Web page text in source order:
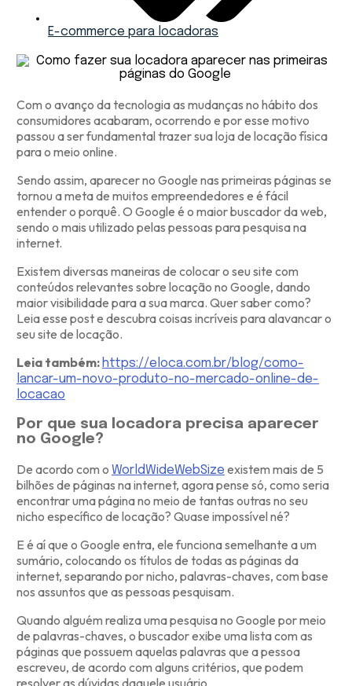
E-commerce para locadoras
Com o avanço da tecnologia as mudanças no hábito dos
consumidores acabaram, ocorrendo e por esse motivo
passou a ser fundamental trazer sua loja de locação física
para o meio online.
Sendo assim, aparecer no Google nas primeiras páginas se
tornou a meta de muitos empreendedores e é fácil
entender o porquê. O Google é o maior buscador da web,
sendo o mais utilizado pelas pessoas para pesquisa na
internet.
Existem diversas maneiras de colocar o seu site com
conteúdos relevantes sobre locação no Google, dando
maior visibilidade para a sua marca. Quer saber como?
Leia esse post e descubra coisas incríveis para alavancar o
seu site de locação.
Leia também:https://eloca.com.br/blog/como-
lancar-um-novo-produto-no-mercado-online-de-
locacao
Por que sua locadora precisa aparecer
no Google?
De acordo com o WorldWideWebSize existem mais de 5
bilhões de páginas na internet, agora pense só, como seria
encontrar uma página no meio de tantas outras no seu
nicho específico de locação? Quase impossível né?
E é aí que o Google entra, ele funciona semelhante a um
sumário, colocando os títulos de todas as páginas da
internet, separando por nicho, palavras-chaves, com base
nos assuntos que as pessoas pesquisam.
Quando alguém realiza uma pesquisa no Google por meio
de palavras-chaves, o buscador exibe uma lista com as
páginas que possuem aquelas palavras que a pessoa
escreveu, de acordo com alguns critérios, que podem
resolver as dúvidas daquele usuário.